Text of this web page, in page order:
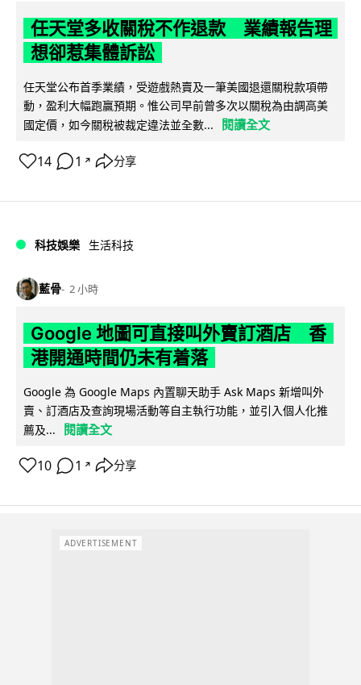
任天堂多收關稅不作退款 業績報告理
想卻惹集體訴訟
任天堂公布首季業績，受遊戲熱賣及一筆美國退還關稅款項帶
動，盈利大幅跑贏預期。惟公司早前曾多次以關稅為由調高美
國定價，如今關稅被裁定違法並全數...
閱讀全文
14 1 ↗ 分享
科技娛樂 生活科技
藍骨 2 小時
Google 地圖可直接叫外賣訂酒店 香
港開通時間仍未有着落
Google 為 Google Maps 內置聊天助手 Ask Maps 新增叫外
賣、訂酒店及查詢現場活動等自主執行功能，並引入個人化推
薦及...
閱讀全文
10 1 ↗ 分享
ADVERTISEMENT